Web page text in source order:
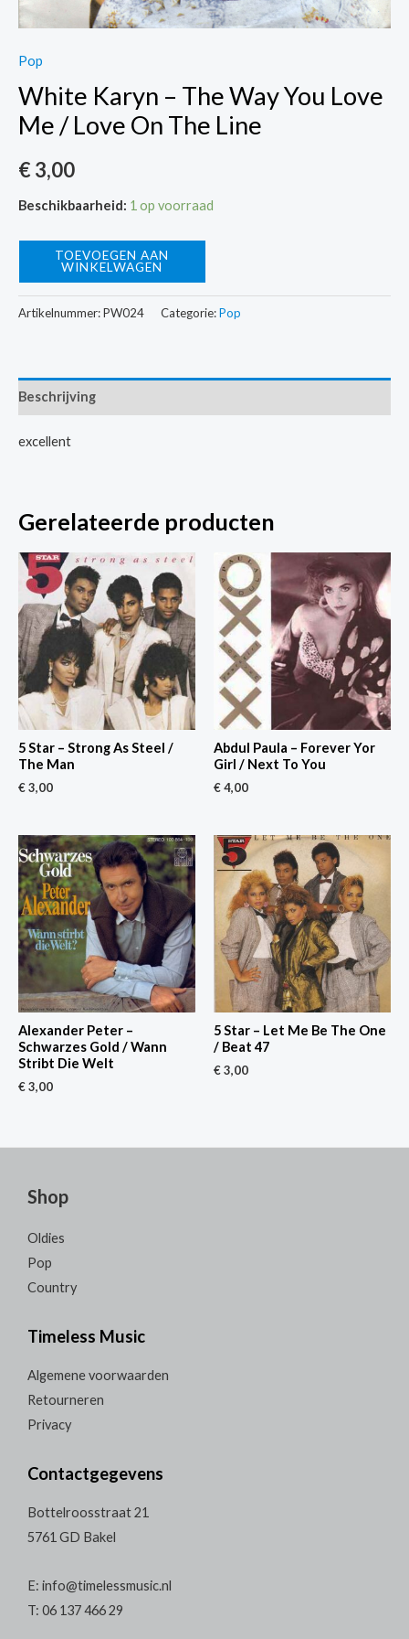
Pop
White Karyn – The Way You Love
Me / Love On The Line
€3,00
Beschikbaarheid: 1 op voorraad
-
You
Love
/
The
aantal
TOEVOEGEN AAN
WINKELWAGEN
Artikelnummer:PW024 Categorie:Pop
Beschrijving
excellent
Gerelateerde producten
5 Star – Strong As Steel /
The Man
€3,00
Abdul Paula – Forever Yor
Girl / Next To You
€4,00
Alexander Peter –
Schwarzes Gold / Wann
Stribt Die Welt
€3,00
5 Star – Let Me Be The One
/ Beat 47
€3,00
Shop
Oldies
Pop
Country
Timeless Music
Algemene voorwaarden
Retourneren
Privacy
Contactgegevens
Bottelroosstraat 21
5761 GD Bakel
E: info@timelessmusic.nl
T: 06 137 466 29